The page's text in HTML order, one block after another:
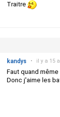
Traitre
kandys • il y a 15
Faut quand
Donc j'aime les